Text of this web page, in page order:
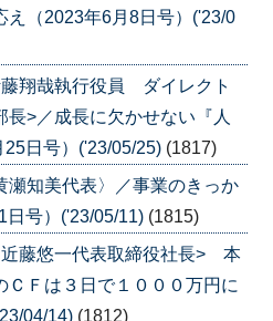
え（2023年6月8日号）('23/0
翔哉執行役員 ダイレクト
>／成長に欠かせない『人
日号）('23/05/25) (1817)
知美代表〉／事業のきっか
日号）('23/05/11) (1815)
藤悠一代表取締役社長> 本
ＣＦは３日で１０００万円に
04/14) (1812)